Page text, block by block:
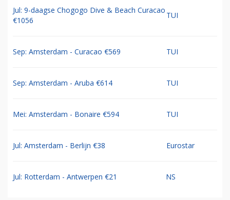
Jul: 9-daagse Chogogo Dive & Beach Curacao
€1056
TUI
Sep: Amsterdam - Curacao €569 TUI
Sep: Amsterdam - Aruba €614 TUI
Mei: Amsterdam - Bonaire €594 TUI
Jul: Amsterdam - Berlijn €38 Eurostar
Jul: Rotterdam - Antwerpen €21 NS